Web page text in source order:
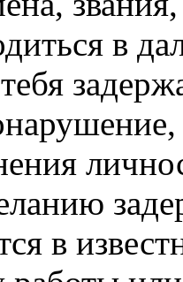
в
в